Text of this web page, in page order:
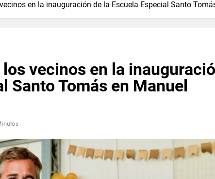
en la inauguración de la Escuela Especial Santo
vecinos en la
Santo Tomás en Manuel